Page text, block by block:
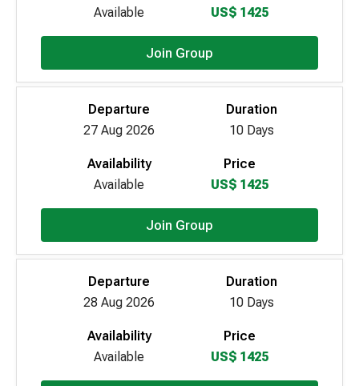
Available
US$ 1425
Join Group
Departure
27 Aug 2026
Duration
10 Days
Availability
Available
Price
US$ 1425
Join Group
Departure
28 Aug 2026
Duration
10 Days
Availability
Available
Price
US$ 1425